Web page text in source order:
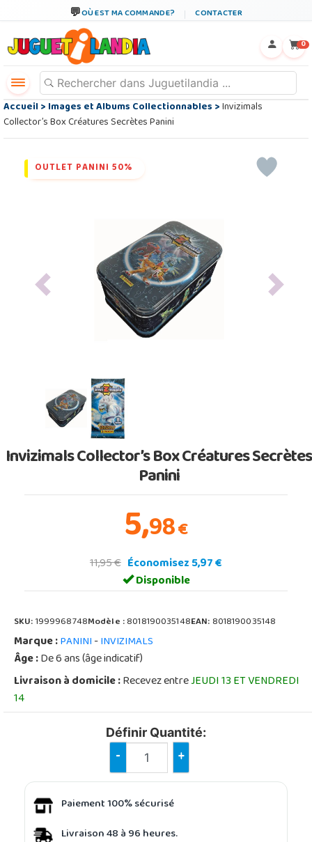
OÙ EST MA COMMANDE? CONTACTER
0
Accueil>Images et Albums Collectionnables>Invizimals
Collector’s Box Créatures Secrètes Panini
OUTLET PANINI 50%
Previous Next
Invizimals Collector’s Box Créatures Secrètes
Panini
5,98€
11,95 € Économisez 5,97 €
Disponible
SKU:1999968748Modèle :8018190035148EAN:8018190035148
Marque :PANINI-INVIZIMALS
Âge :De 6 ans (âge indicatif)
Livraison à domicile :Recevez entreJEUDI 13 ET VENDREDI
14
Définir Quantité:
- +
Paiement 100% sécurisé
Livraison 48 à 96 heures.